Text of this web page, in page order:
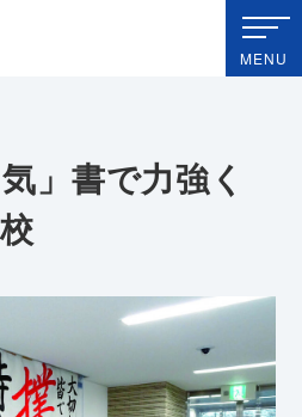
埼玉新聞社 高校受験ナビ
MENU
」書で力強く